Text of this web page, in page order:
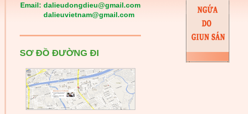
Email: dalieudongdieu@gmail.com
dalieuvietnam@gmail.com
SƠ ĐỒ ĐƯỜNG ĐI